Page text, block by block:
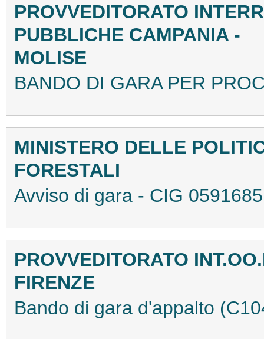
PROVVEDITORATO
PUBBLICHE CAMPANIA -
MOLISE
BANDO DI GARA PER
MINISTERO DELLE
FORESTALI
Avviso di gara - CIG
PROVVEDITORATO
FIRENZE
Bando di gara d'appalto